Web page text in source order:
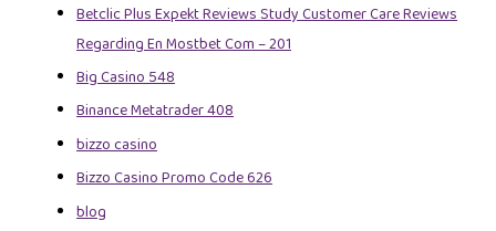
Betclic Plus Expekt Reviews Study Customer Care Reviews
Regarding En Mostbet Com – 201
Big Casino 548
Binance Metatrader 408
bizzo casino
Bizzo Casino Promo Code 626
blog